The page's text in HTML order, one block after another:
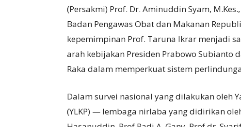
(Persakmi) Prof. Dr. Aminuddin Syam,
Badan Pengawas Obat dan Makanan
kepemimpinan Prof. Taruna Ikrar menjadi
arah kebijakan Presiden Prabowo Subianto
Raka dalam memperkuat sistem
Dalam survei nasional yang dilakukan oleh
(YLKP) — lembaga nirlaba yang didirikan